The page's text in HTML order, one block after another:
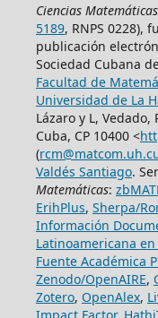
Ciencias Matemáticas
5189, RNPS 0228),
publicación
Sociedad Cubana
Facultad de
Universidad de La
Lázaro y L, Vedado,
Cuba, CP 10400 <
(
Valdés Santiago.
Matemáticas:
ErihPlus, Sherpa/
Información
Latinoamericana
Fuente Académica
Zenodo/OpenAIRE,
Zotero, OpenAlex,
Impact Factor,